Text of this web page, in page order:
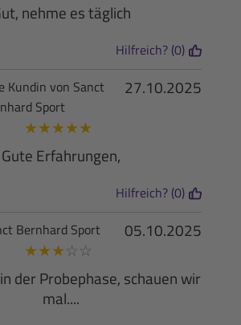
nehme es täglich
Hilfreich? (0)
27.10.2025
Kundin von Sanct
Sport
★★★★★
Gute Erfahrungen,
Hilfreich? (0)
05.10.2025
Bernhard Sport
★★★ ☆ ☆
der Probephase, schauen wir
mal....